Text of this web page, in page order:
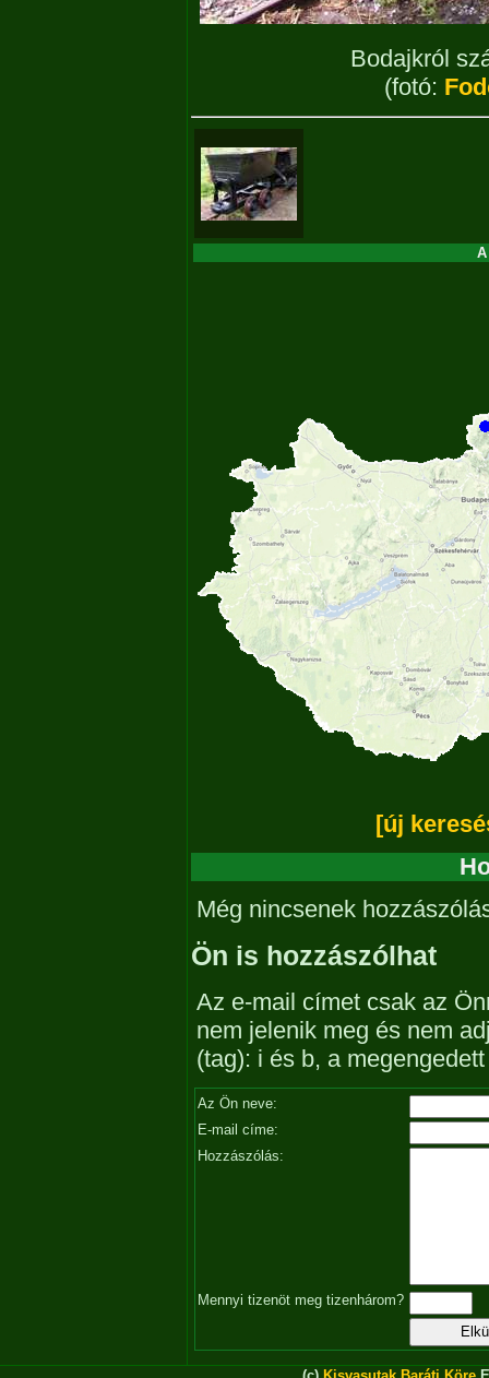
Bodajkról
(fotó:
[új
Még nincsenek
Ön is hozzászólhat
Az e-mail címet csak az
nem jelenik meg és nem
(tag): i és b, a
Az Ön neve:
E-mail címe:
Hozzászólás:
Mennyi tizenöt meg tizenhárom?